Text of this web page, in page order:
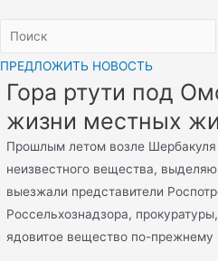
ПРЕДЛОЖИТЬ НОВОСТЬ
Гора ртути под
жизни местных
Прошлым летом возле
неизвестного вещества,
выезжали представители
Россельхознадзора,
ядовитое вещество по-прежнему